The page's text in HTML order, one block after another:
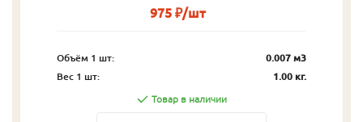
975 ₽/шт
Объём 1 шт:
0.007 м3
Вес 1 шт:
1.00 кг.
Товар в наличии